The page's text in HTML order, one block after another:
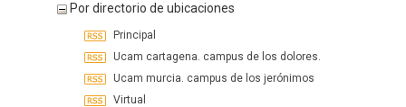
Por directorio de ubicaciones
Principal
Ucam cartagena. campus de los dolores.
Ucam murcia. campus de los jerónimos
Virtual